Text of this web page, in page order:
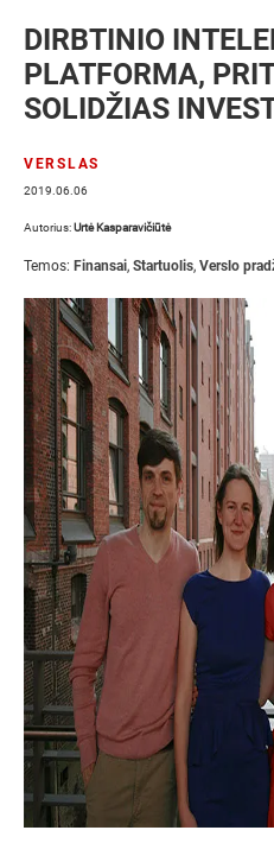
DIRBTINIO
PLATFORMA,
SOLIDŽIAS
VERSLAS
2019.06.06
Autorius:Urtė Kasparavičiūtė
Temos: Finansai, Startuolis, Verslo